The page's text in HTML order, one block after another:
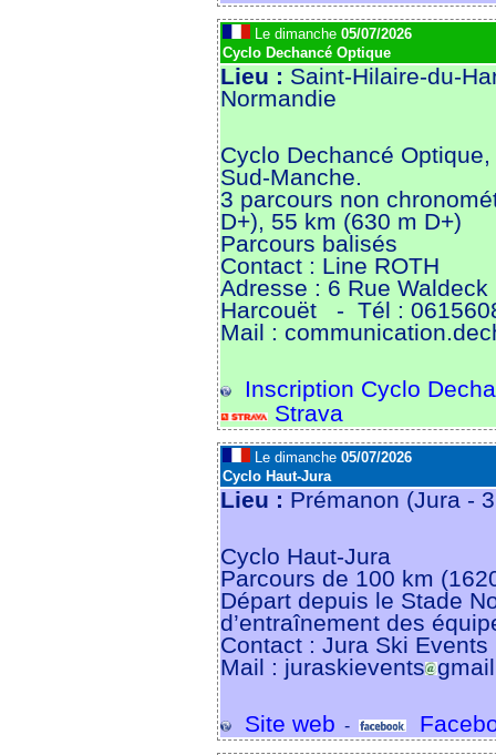
Le dimanche 05/07/2026
Cyclo Dechancé Optique
Lieu : Saint-Hilaire-du-
Normandie
Cyclo Dechancé
Sud-Manche.
3 parcours non
D+), 55 km (630 m D+)
Parcours balisés
Contact : Line ROTH
Adresse : 6 Rue
Harcouët
- Tél :
Mail :
Inscription Cyclo
Strava
Le dimanche 05/07/2026
Cyclo Haut-Jura
Lieu : Prémanon (Jura -
Cyclo Haut-Jura
Parcours de 100 km
Départ depuis le Stade
d’entraînement des
Contact : Jura Ski Events
Mail : juraskievents
Site web -